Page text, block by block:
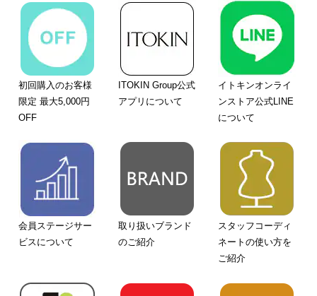
初回購入のお客様
限定 最大5,000円
OFF
ITOKIN Group公式
アプリについて
イトキンオンライ
ンストア公式LINE
について
会員ステージサー
ビスについて
取り扱いブランド
のご紹介
スタッフコーディ
ネートの使い方を
ご紹介